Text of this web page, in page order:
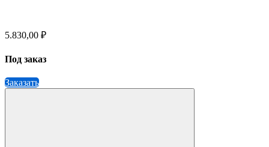
5.830,00 ₽
Под заказ
Заказать